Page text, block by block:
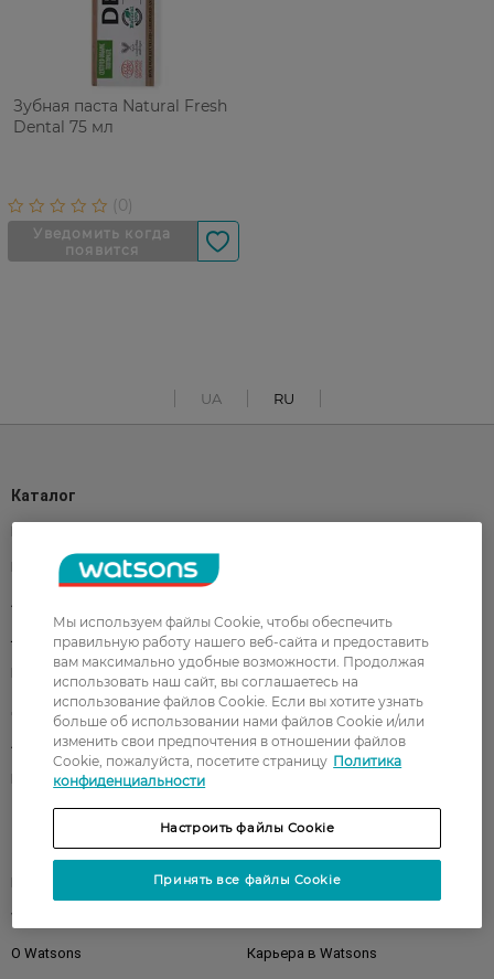
Зубная паста Natural Fresh
Dental 75 мл
UA RU
Каталог
Парфюмерия
Акции
Лицо Тело
Волосы
Аксессуары Дерматокосметика
Бренды
Клиентам
Магазины
Watsons Club
О Watsons Карьера в Watsons
Мы используем файлы Cookie, чтобы обеспечить
правильную работу нашего веб-сайта и предоставить
вам максимально удобные возможности. Продолжая
использовать наш сайт, вы соглашаетесь на
использование файлов Cookie. Если вы хотите узнать
больше об использовании нами файлов Cookie и/или
изменить свои предпочтения в отношении файлов
Cookie, пожалуйста, посетите страницу Политика
конфиденциальности
Настроить файлы Cookie
Принять все файлы Cookie